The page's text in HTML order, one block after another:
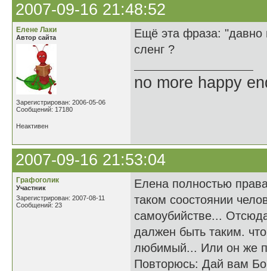
2007-09-16 21:48:52
Елене Лаки
Автор сайта
Зарегистрирован: 2006-05-06
Сообщений: 17180
Ещё эта фраза: "давно
сленг ?
no more happy
Неактивен
2007-09-16 21:53:04
Графоголик
Участник
Зарегистрирован: 2007-08-11
Сообщений: 23
Елена полностью
таком соостоянии
самоубийстве...
далжен быть таким.
любимый... Или он же
Повторюсь: Дай вам